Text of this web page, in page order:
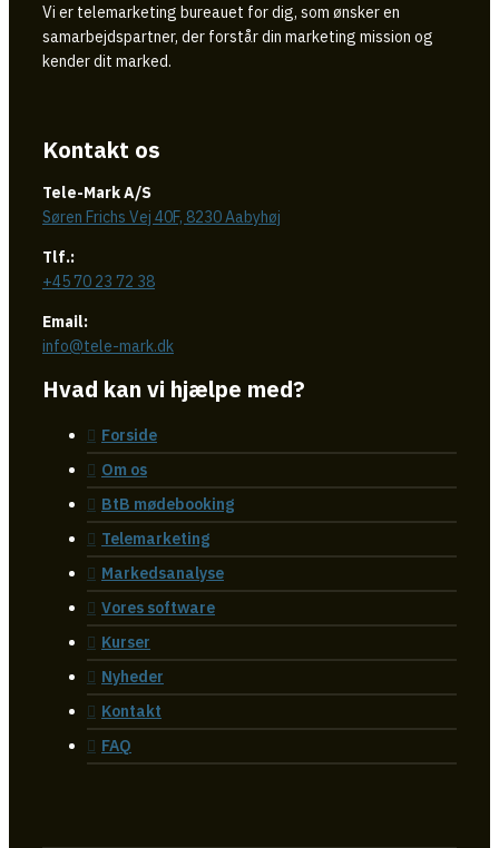
Vi er telemarketing bureauet for dig, som ønsker en
samarbejdspartner, der forstår din marketing mission og
kender dit marked.
Kontakt os
Tele-Mark A/S
Søren Frichs Vej 40F, 8230 Aabyhøj
Tlf.:
+45 70 23 72 38
Email:
info@tele-mark.dk
Hvad kan vi hjælpe med?
Forside
Om os
BtB mødebooking
Telemarketing
Markedsanalyse
Vores software
Kurser
Nyheder
Kontakt
FAQ